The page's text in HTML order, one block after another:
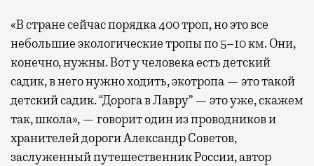
«В стране сейчас порядка 400 троп, но это все
небольшие экологические тропы по 5–10 км. Они,
конечно, нужны. Вот у человека есть детский
садик, в него нужно ходить, экотропа — это такой
детский садик. “Дорога в Лавру” — это уже, скажем
так, школа», — говорит один из проводников и
хранителей дороги Александр Советов,
заслуженный путешественник России, автор